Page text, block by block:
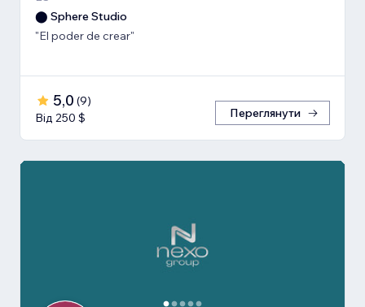
⬤ Sphere Studio
"El poder de crear"
5,0 (9)
Від 250 $
Переглянути